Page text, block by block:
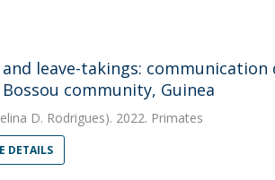
leave-takings:
community, Guinea
D. Rodrigues). 2022. Primates
DETAILS